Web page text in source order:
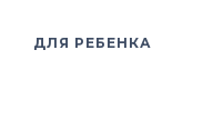
ДЛЯ РЕБЕНКА